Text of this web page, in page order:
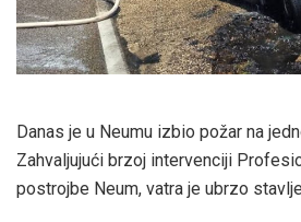
Danas je u Neumu izbio požar na
Zahvaljujući brzoj intervenciji
postrojbe Neum, vatra je ubrzo